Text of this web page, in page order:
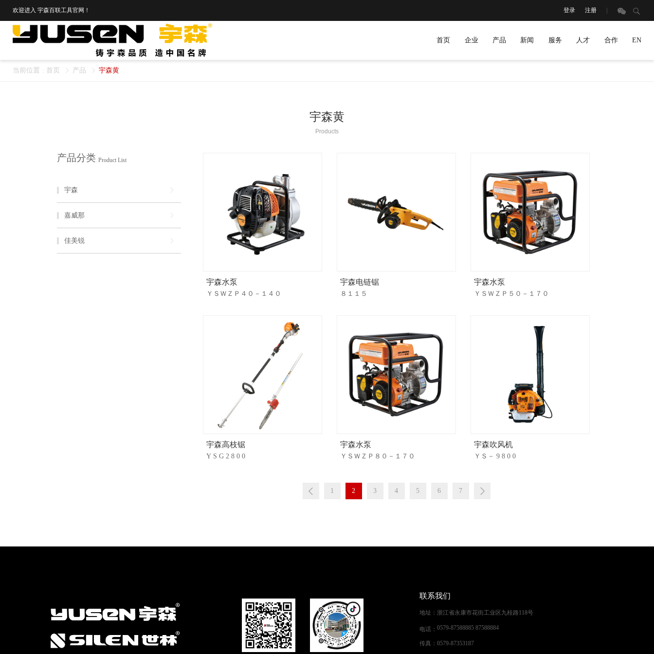
欢迎进入 宇森百联工具官网 ！ 登录 注册
搜
首页 企业 产品 新闻 服务 人才 合作 EN
当前位置 : 首页 产品 宇森黄
宇森黄
Products
产品分类 Product List
宇森
嘉威那
佳美锐
宇森水泵
ＹＳＷＺＰ４０－１４０
宇森电链锯
８１１５
宇森水泵
ＹＳＷＺＰ５０－１７０
宇森高枝锯
Y S G 2 8 0 0
宇森水泵
ＹＳＷＺＰ８０－１７０
宇森吹风机
ＹＳ－ 9 8 0 0
1 2 3 4 5 6 7
联系我们
地址 ： 浙江省永康市花街工业区九桂路118号
电话 ： 0579-87588885 87588884
传真 ： 0579-87353187
欢
登